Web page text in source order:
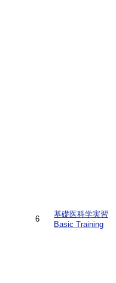
6
基礎医科学実習
Basic Training